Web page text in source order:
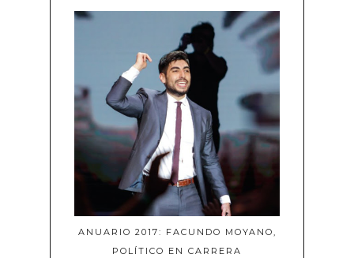
ANUARIO 2017: FACUNDO MOYANO,
POLÍTICO EN CARRERA